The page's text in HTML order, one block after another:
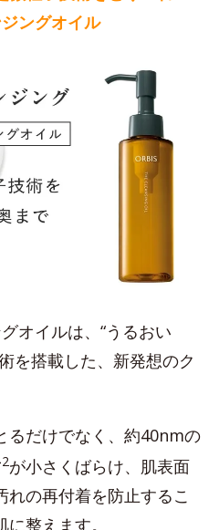
ングオイル
オイルは、“うるおい
を搭載した、新発想のク
るだけでなく、約40nmの
2が小さくばらけ、肌表面
れの再付着を防止するこ
整えます。